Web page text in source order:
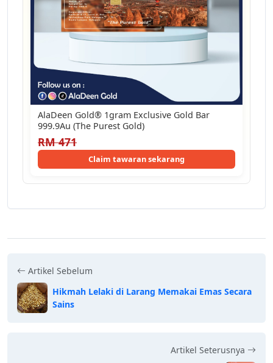
AlaDeen Gold®️ 1gram Exclusive Gold Bar
999.9Au (The Purest Gold)
RM 471
Claim tawaran sekarang
Artikel Sebelum
Hikmah Lelaki di Larang Memakai Emas Secara
Sains
Artikel Seterusnya